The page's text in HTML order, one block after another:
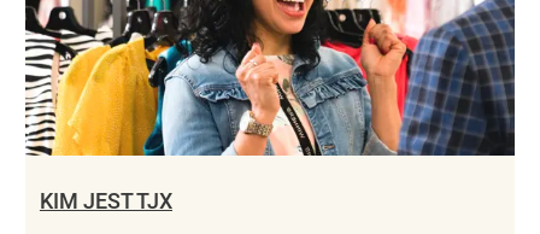
KIM JEST TJX